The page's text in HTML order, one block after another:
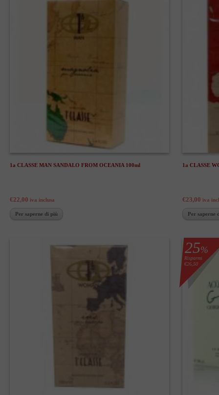
1a CLASSE MAN SANDALO FROM OCEANIA 100ml
€22,00 iva inclusa
Per saperne di più
1a CLASSE
€23,00 iva
Per saperne
25%
Risparmi
€26,50